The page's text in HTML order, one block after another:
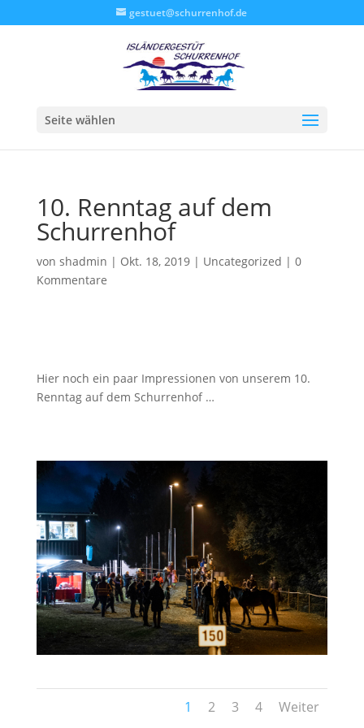
gestuet@schurrenhof.de
Seite wählen
10. Renntag auf dem
Schurrenhof
von shadmin | Okt. 18, 2019| Uncategorized | 0
Kommentare
Hier noch ein paar Impressionen von unserem 10.
Renntag auf dem Schurrenhof …
1 2 3 4 Weiter